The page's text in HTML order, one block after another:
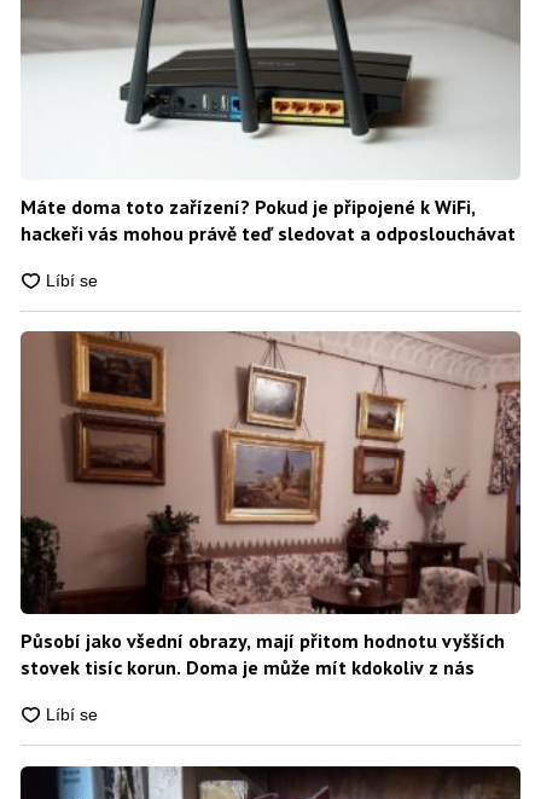
Máte doma toto zařízení? Pokud je připojené k WiFi,
hackeři vás mohou právě teď sledovat a odposlouchávat
Působí jako všední obrazy, mají přitom hodnotu vyšších
stovek tisíc korun. Doma je může mít kdokoliv z nás